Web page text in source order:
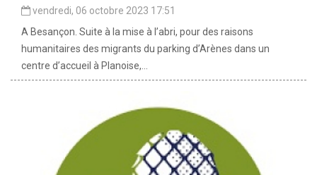
vendredi, 06 octobre 2023 17:51
A Besançon. Suite à la mise à l’abri, pour des raisons
humanitaires des migrants du parking d’Arènes dans un
centre d’accueil à Planoise,...